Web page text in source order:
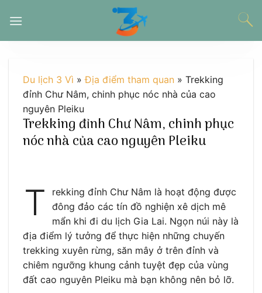
đến
Du lịch 3 Vì »Địa điểm tham quan » Trekking
đỉnh Chư Nâm, chinh phục nóc nhà của cao
nguyên Pleiku
Trekking đỉnh Chư Nâm, chinh phục
nóc nhà của cao nguyên Pleiku
T
rekking đỉnh Chư Nâm là hoạt động được
đông đảo các tín đồ nghiện xê dịch mê
mẩn khi đi du lịch Gia Lai. Ngọn núi này là
địa điểm lý tưởng để thực hiện những chuyến
trekking xuyên rừng, săn mây ở trên đỉnh và
chiêm ngưỡng khung cảnh tuyệt đẹp của vùng
đất cao nguyên Pleiku mà bạn không nên bỏ lỡ.